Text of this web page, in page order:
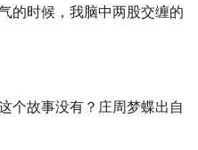
的时候，我脑中两股交缠的
个故事没有？庄周梦蝶出自